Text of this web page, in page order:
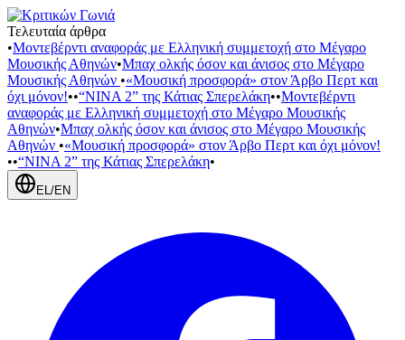
Τελευταία άρθρα
•Μοντεβέρντι αναφοράς με Ελληνική συμμετοχή στο Μέγαρο
Μουσικής Αθηνών•Μπαχ ολκής όσον και άνισος στο Μέγαρο
Μουσικής Αθηνών •«Μουσική προσφορά» στον Άρβο Περτ και
όχι μόνον!••“NINA 2” της Κάτιας Σπερελάκη••Μοντεβέρντι
αναφοράς με Ελληνική συμμετοχή στο Μέγαρο Μουσικής
Αθηνών•Μπαχ ολκής όσον και άνισος στο Μέγαρο Μουσικής
Αθηνών •«Μουσική προσφορά» στον Άρβο Περτ και όχι μόνον!
••“NINA 2” της Κάτιας Σπερελάκη•
EL/EN